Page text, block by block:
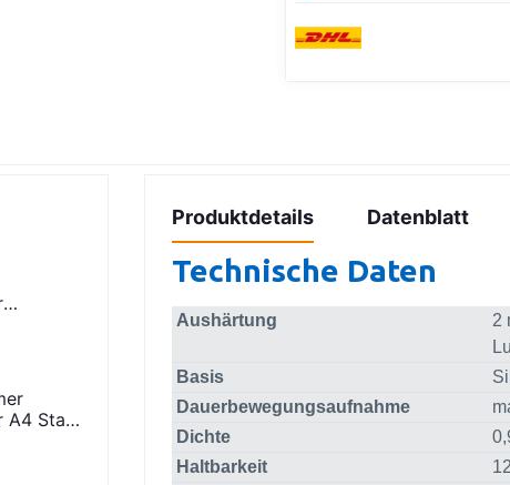
A4 Stahl
Produktdetails Datenblatt
Technische Daten
Aushärtung
2
Basis
Dauerbewegungsaufnahme
Dichte
Haltbarkeit